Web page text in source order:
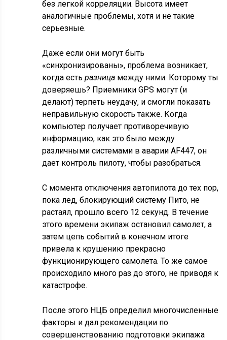
без легкой корреляции. Высота имеет
аналогичные проблемы, хотя и не такие
серьезные.
Даже если они могут быть
«синхронизированы», проблема возникает,
когда естьразница между ними. Которому ты
доверяешь? Приемники GPS могут (и
делают) терпеть неудачу, и смогли показать
неправильную скорость также. Когда
компьютер получает противоречивую
информацию, как это было между
различными системами в аварии AF447, он
дает контроль пилоту, чтобы разобраться.
С момента отключения автопилота до тех пор,
пока лед, блокирующий систему Пито, не
растаял, прошло всего 12 секунд. В течение
этого времени экипаж остановил самолет, а
затем цепь событий в конечном итоге
привела к крушению прекрасно
функционирующего самолета. То же самое
происходило много раз до этого, не приводя к
катастрофе.
После этого НЦБ определил многочисленные
факторы и дал рекомендации по
совершенствованию подготовки экипажа